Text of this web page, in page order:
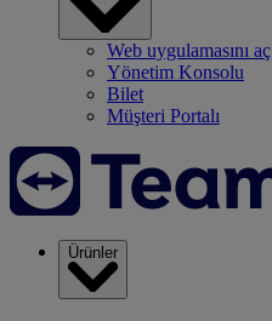
Web uygulamasını aç
Yönetim Konsolu
Bilet
Müşteri Portalı
Ürünler